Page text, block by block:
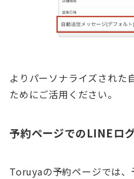
よりパーソナライズされた
ためにご活用ください。
予約ページでのLINEロ
Toruyaの予約ページでは